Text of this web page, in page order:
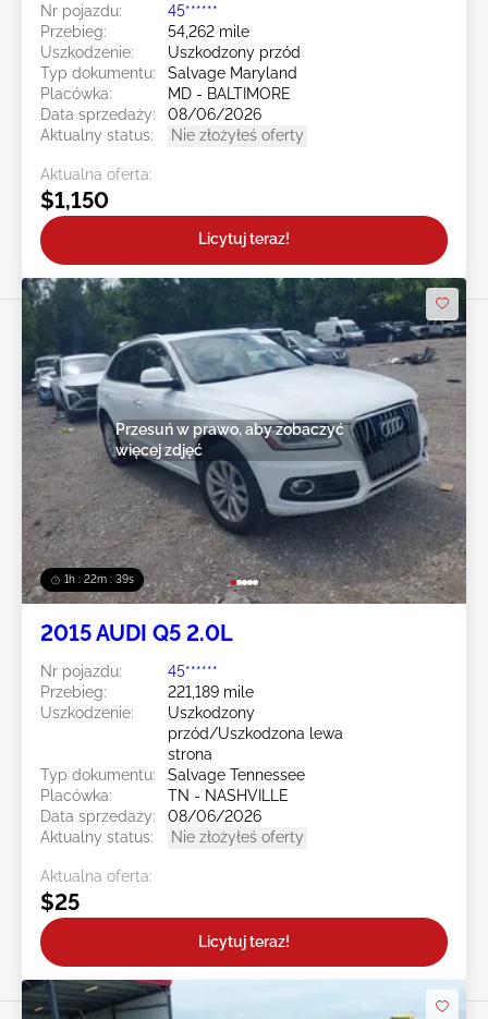
Nr pojazdu:
45******
Przebieg:
54,262 mile
Uszkodzenie:
Uszkodzony przód
Typ dokumentu:
Salvage Maryland
Placówka:
MD - BALTIMORE
Data sprzedaży:
08/06/2026
Aktualny status:
Nie złożyłeś oferty
Aktualna oferta:
$1,150
Licytuj teraz!
1h : 22m : 36s
Przesuń w prawo, aby zobaczyć
więcej zdjęć
2015 AUDI Q5 2.0L
Nr pojazdu:
45******
Przebieg:
221,189 mile
Uszkodzenie:
Uszkodzony
przód/Uszkodzona lewa
strona
Typ dokumentu:
Salvage Tennessee
Placówka:
TN - NASHVILLE
Data sprzedaży:
08/06/2026
Aktualny status:
Nie złożyłeś oferty
Aktualna oferta:
$25
Licytuj teraz!